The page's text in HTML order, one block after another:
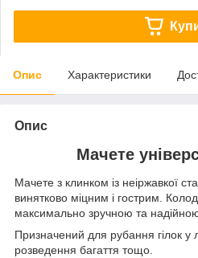
Опис Характеристики
Опис
Мачете
Мачете з клинком із неіржавкої
винятково міцним і гострим.
максимально зручною та
Призначений для рубання гілок у
розведення багаття тощо.